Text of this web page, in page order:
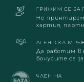
ГРИЖИМ СЕ ЗА
Не
хартия,
АГЕНТСКА
Да работим в
бонусите са
ЧЛЕН НА